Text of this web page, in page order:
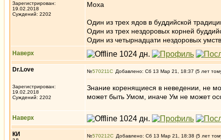
Зарегистрирован:
19.02.2018
Суждений: 2202
Моха
Один из трех ядов в буддийской
Один из трех нездоровых корней
Один из четырнадцати нездоровых
Наверх
Dr.Love
Зарегистрирован:
19.02.2018
Суждений: 2202
№570211 Добавлено: Сб 13 Мар 21, 18:37 (5 лет
Знание коренящиеся в неведении, не
может быть Умом, иначе Ум не может
Наверх
КИ №570212 Добавлено: Сб 13 Мар 21, 18:38 (5 лет